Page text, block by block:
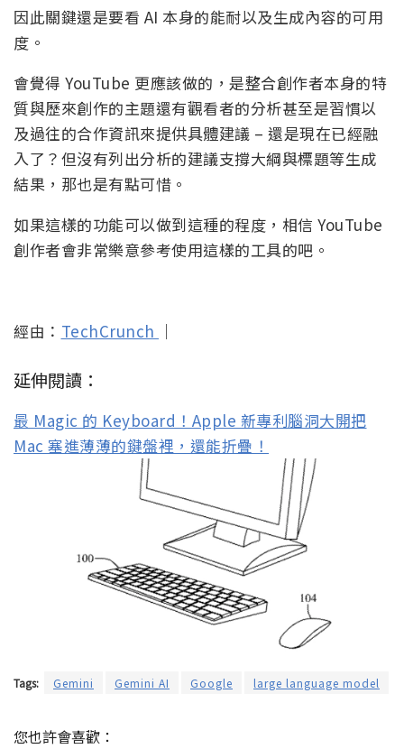
因此關鍵還是要看 AI 本身的能耐以及生成內容的可用
度。
會覺得 YouTube 更應該做的，是整合創作者本身的特
質與歷來創作的主題還有觀看者的分析甚至是習慣以
及過往的合作資訊來提供具體建議 – 還是現在已經融
入了？但沒有列出分析的建議支撐大綱與標題等生成
結果，那也是有點可惜。
如果這樣的功能可以做到這種的程度，相信 YouTube
創作者會非常樂意參考使用這樣的工具的吧。
經由： TechCrunch ｜
延伸閱讀：
最 Magic 的 Keyboard！Apple 新專利腦洞大開把
Mac 塞進薄薄的鍵盤裡，還能折疊！
Tags: Gemini Gemini AI Google large language model
您也許會喜歡：